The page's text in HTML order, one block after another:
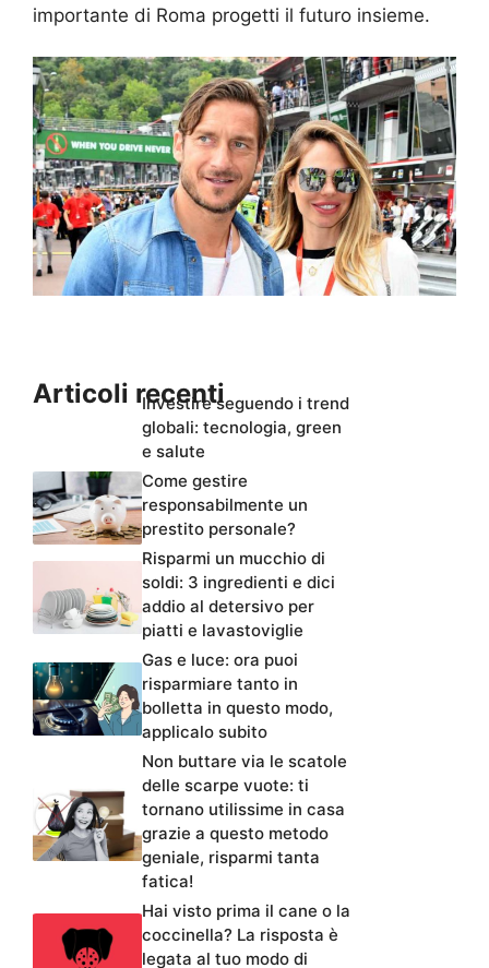
importante di Roma progetti il futuro insieme.
Articoli recentiInvestire seguendo i trend
globali: tecnologia, green
e salute
Come gestire
responsabilmente un
prestito personale?
Risparmi un mucchio di
soldi: 3 ingredienti e dici
addio al detersivo per
piatti e lavastoviglie
Gas e luce: ora puoi
risparmiare tanto in
bolletta in questo modo,
applicalo subito
Non buttare via le scatole
delle scarpe vuote: ti
tornano utilissime in casa
grazie a questo metodo
geniale, risparmi tanta
fatica!
Hai visto prima il cane o la
coccinella? La risposta è
legata al tuo modo di